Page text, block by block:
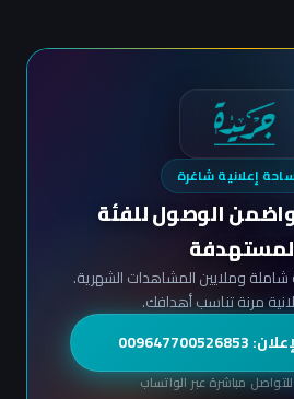
إعلانية شاغرة
الوصول للفئة
وملايين المشاهدات الشهرية.
مرنة تناسب أهدافك.
مباشرة عبر الواتساب